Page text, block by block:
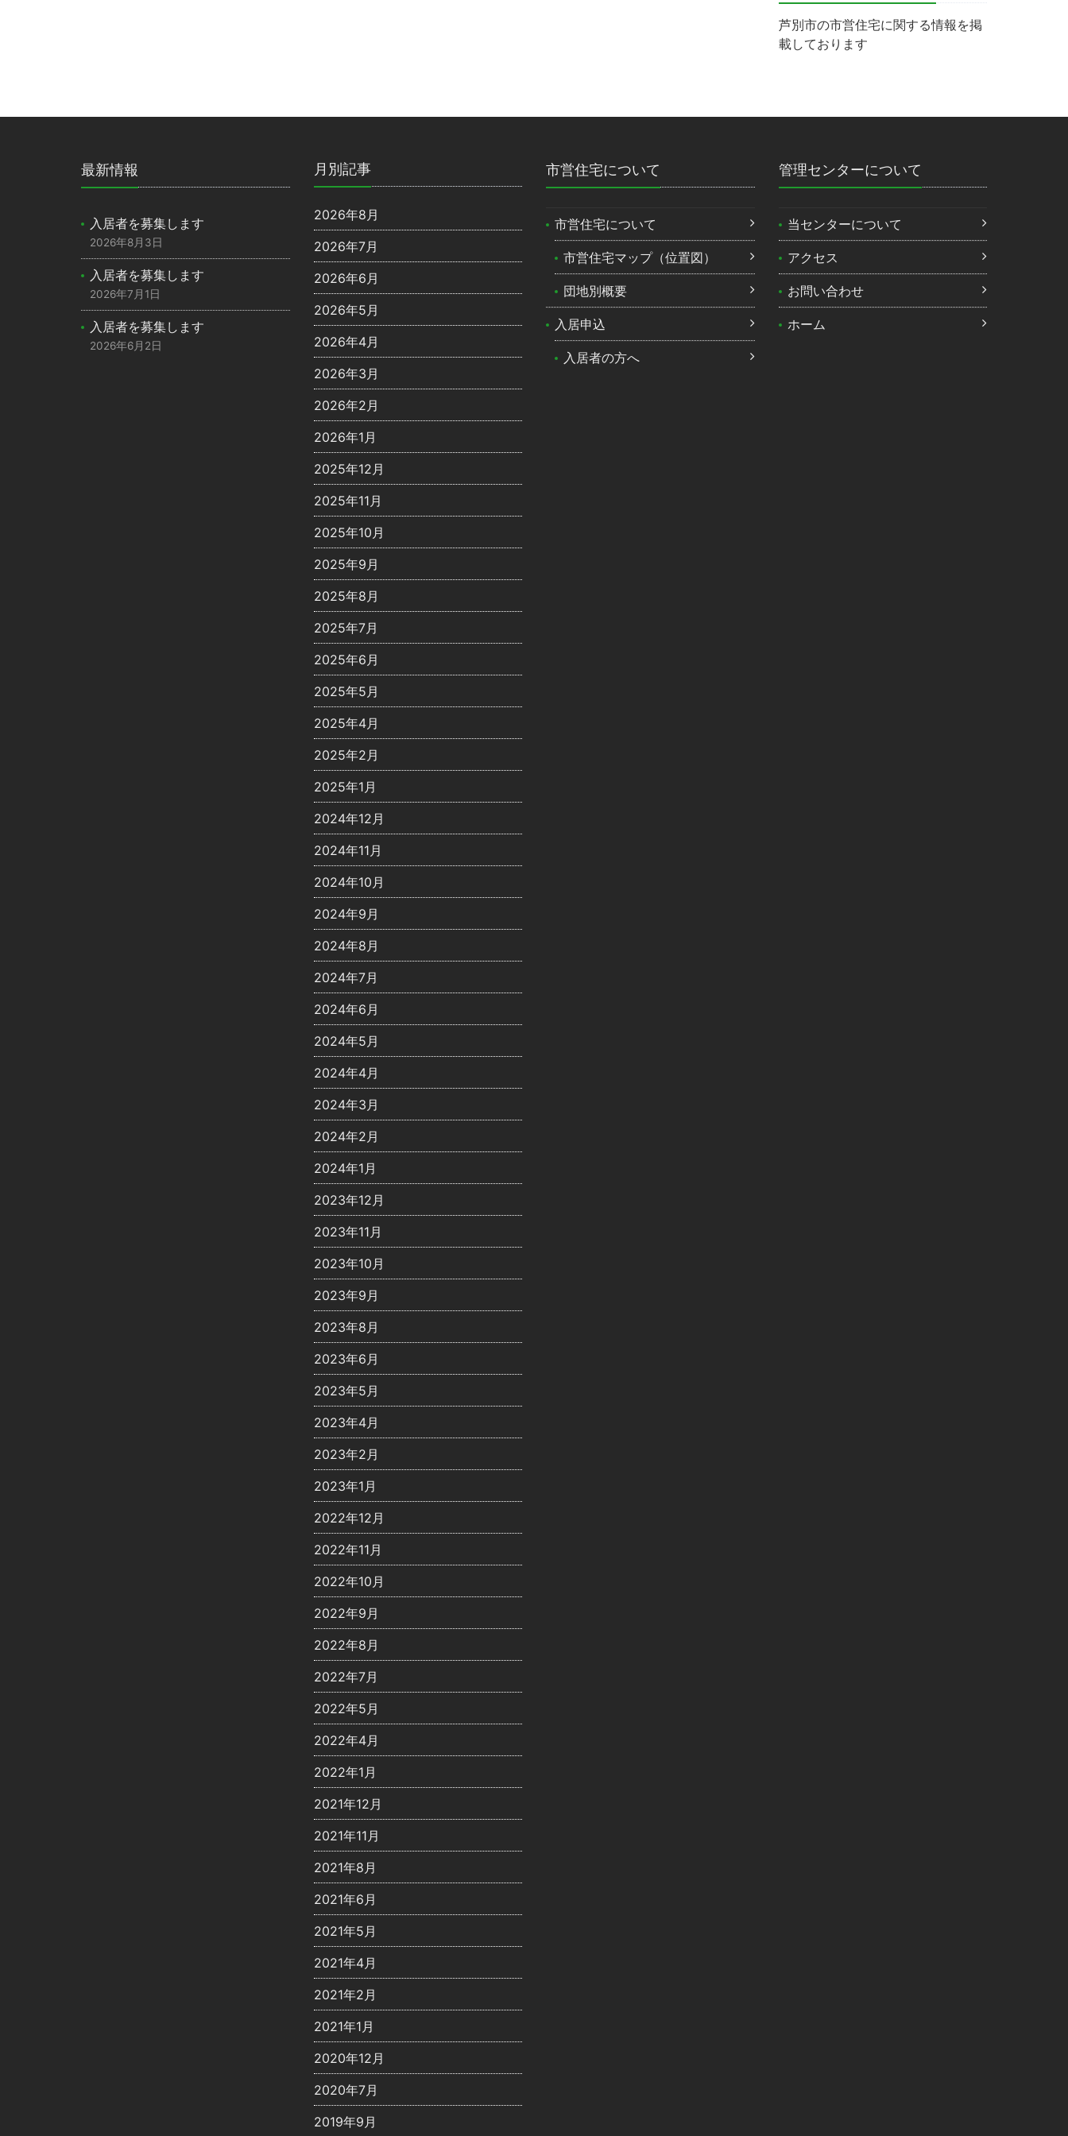
芦別市の市営住宅に関する情報を掲
載しております
最新情報
入居者を募集します
2026年8月3日
入居者を募集します
2026年7月1日
入居者を募集します
2026年6月2日
月別記事
2026年8月
2026年7月
2026年6月
2026年5月
2026年4月
2026年3月
2026年2月
2026年1月
2025年12月
2025年11月
2025年10月
2025年9月
2025年8月
2025年7月
2025年6月
2025年5月
2025年4月
2025年2月
2025年1月
2024年12月
2024年11月
2024年10月
2024年9月
2024年8月
2024年7月
2024年6月
2024年5月
2024年4月
2024年3月
2024年2月
2024年1月
2023年12月
2023年11月
2023年10月
2023年9月
2023年8月
2023年6月
2023年5月
2023年4月
2023年2月
2023年1月
2022年12月
2022年11月
2022年10月
2022年9月
2022年8月
2022年7月
2022年5月
2022年4月
2022年1月
2021年12月
2021年11月
2021年8月
2021年6月
2021年5月
2021年4月
2021年2月
2021年1月
2020年12月
2020年7月
2019年9月
市営住宅について
市営住宅について
市営住宅マップ（位置図）
団地別概要
入居申込
入居者の方へ
管理センターについて
当センターについて
アクセス
お問い合わせ
ホーム